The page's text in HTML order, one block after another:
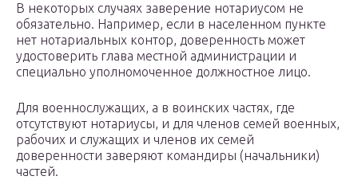
В некоторых случаях заверение нотариусом не
обязательно. Например, если в населенном пункте
нет нотариальных контор, доверенность может
удостоверить глава местной администрации и
специально уполномоченное должностное лицо.
Для военнослужащих, а в воинских частях, где
отсутствуют нотариусы, и для членов семей военных,
рабочих и служащих и членов их семей
доверенности заверяют командиры (начальники)
частей.